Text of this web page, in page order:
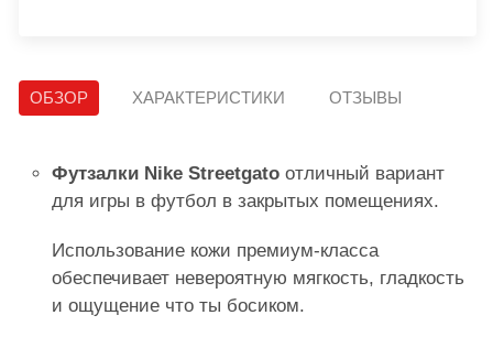
ОБЗОР ХАРАКТЕРИСТИКИ ОТЗЫВЫ
Футзалки Nike Streetgato отличный вариант
для игры в футбол в закрытых помещениях.
Использование кожи премиум-класса
обеспечивает невероятную мягкость, гладкость
и ощущение что ты босиком.